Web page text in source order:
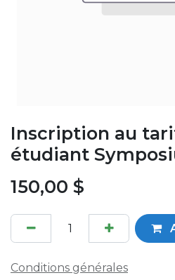
Inscription au
étudiant
150,00 $
Conditions générales